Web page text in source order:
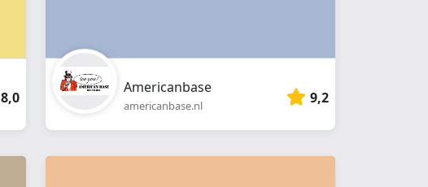
8,0
Americanbase
americanbase.nl 9,2